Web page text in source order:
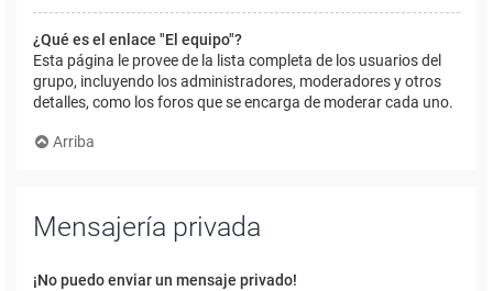
¿Qué es el enlace "El equipo"?
Esta página le provee de la lista completa de los usuarios del
grupo, incluyendo los administradores, moderadores y otros
detalles, como los foros que se encarga de moderar cada uno.
Arriba
Mensajería privada
¡No puedo enviar un mensaje privado!